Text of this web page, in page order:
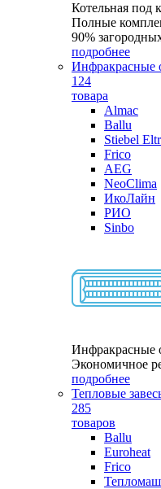
Котельная под
Полные
90%
подробнее
Инфракрасные
124
товара
Almac
Ballu
Stiebel
Frico
AEG
NeoClima
ИкоЛайн
РИО
Sinbo
Инфракрасные
Экономичное
подробнее
Тепловые
285
товаров
Ballu
Euroheat
Frico
Тепломаш